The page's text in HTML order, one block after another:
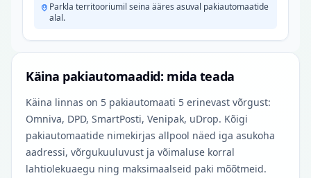
Parkla territooriumil seina ääres asuval pakiautomaatide
alal.
Käina pakiautomaadid: mida teada
Käina linnas on 5 pakiautomaati 5 erinevast võrgust:
Omniva, DPD, SmartPosti, Venipak, uDrop. Kõigi
pakiautomaatide nimekirjas allpool näed iga asukoha
aadressi, võrgukuuluvust ja võimaluse korral
lahtiolekuaegu ning maksimaalseid paki mõõtmeid.